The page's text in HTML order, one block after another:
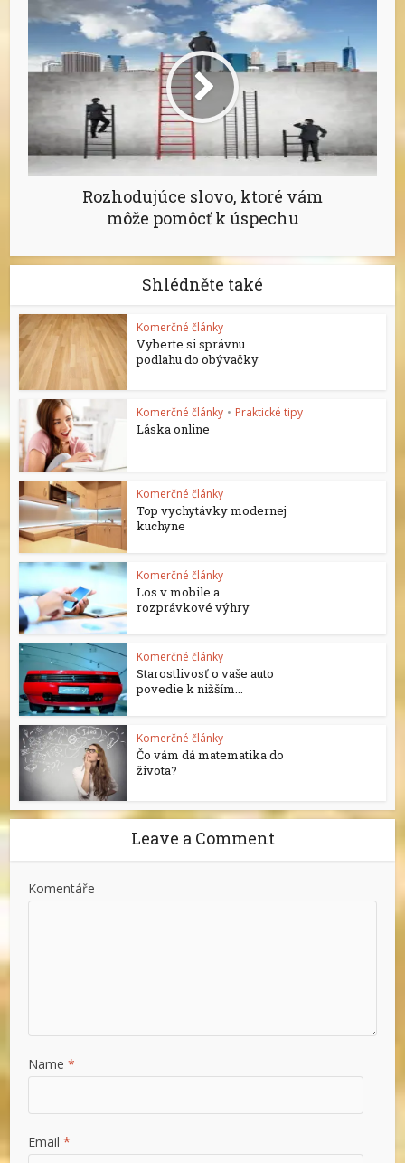
Rozhodujúce slovo, ktoré vám
môže pomôcť k úspechu
Shlédněte také
Komerčné články
Vyberte si správnu
podlahu do obývačky
Komerčné články • Praktické tipy
Láska online
Komerčné články
Top vychytávky modernej
kuchyne
Komerčné články
Los v mobile a
rozprávkové výhry
Komerčné články
Starostlivosť o vaše auto
povedie k nižším...
Komerčné články
Čo vám dá matematika do
života?
Leave a Comment
Komentáře
Name *
Email *